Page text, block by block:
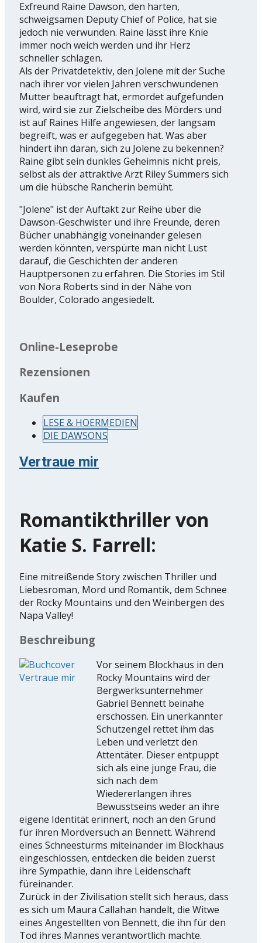
Exfreund Raine Dawson, den harten,
schweigsamen Deputy Chief of Police, hat sie
jedoch nie verwunden. Raine lässt ihre Knie
immer noch weich werden und ihr Herz
schneller schlagen.
Als der Privatdetektiv, den Jolene mit der Suche
nach ihrer vor vielen Jahren verschwundenen
Mutter beauftragt hat, ermordet aufgefunden
wird, wird sie zur Zielscheibe des Mörders und
ist auf Raines Hilfe angewiesen, der langsam
begreift, was er aufgegeben hat. Was aber
hindert ihn daran, sich zu Jolene zu bekennen?
Raine gibt sein dunkles Geheimnis nicht preis,
selbst als der attraktive Arzt Riley Summers sich
um die hübsche Rancherin bemüht.
"Jolene" ist der Auftakt zur Reihe über die
Dawson-Geschwister und ihre Freunde, deren
Bücher unabhängig voneinander gelesen
werden könnten, verspürte man nicht Lust
darauf, die Geschichten der anderen
Hauptpersonen zu erfahren. Die Stories im Stil
von Nora Roberts sind in der Nähe von
Boulder, Colorado angesiedelt.
Online-Leseprobe
Rezensionen
Kaufen
LESE & HOERMEDIEN
DIE DAWSONS
Vertraue mir
Romantikthriller von
Katie S. Farrell:
Eine mitreißende Story zwischen Thriller und
Liebesroman, Mord und Romantik, dem Schnee
der Rocky Mountains und den Weinbergen des
Napa Valley!
Beschreibung
Vor seinem Blockhaus in den
Rocky Mountains wird der
Bergwerksunternehmer
Gabriel Bennett beinahe
erschossen. Ein unerkannter
Schutzengel rettet ihm das
Leben und verletzt den
Attentäter. Dieser entpuppt
sich als eine junge Frau, die
sich nach dem
Wiedererlangen ihres
Bewusstseins weder an ihre
eigene Identität erinnert, noch an den Grund
für ihren Mordversuch an Bennett. Während
eines Schneesturms miteinander im Blockhaus
eingeschlossen, entdecken die beiden zuerst
ihre Sympathie, dann ihre Leidenschaft
füreinander.
Zurück in der Zivilisation stellt sich heraus, dass
es sich um Maura Callahan handelt, die Witwe
eines Angestellten von Bennett, die ihn für den
Tod ihres Mannes verantwortlich machte.